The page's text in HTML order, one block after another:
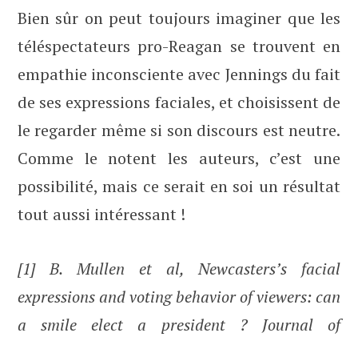
Bien sûr on peut toujours imaginer que les
téléspectateurs pro-Reagan se trouvent en
empathie inconsciente avec Jennings du fait
de ses expressions faciales, et choisissent de
le regarder même si son discours est neutre.
Comme le notent les auteurs, c’est une
possibilité, mais ce serait en soi un résultat
tout aussi intéressant !
[1] B. Mullen et al, Newcasters’s facial
expressions and voting behavior of viewers: can
a smile elect a president ? Journal of